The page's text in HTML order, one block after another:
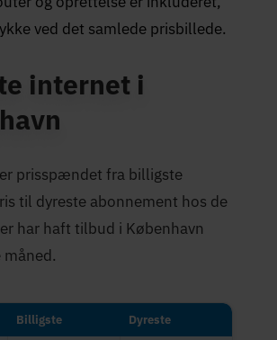
ved det samlede prisbillede.
internet i
prisspændet fra billigste
til dyreste abonnement hos de
har haft tilbud i København
måned.
Billigste Dyreste